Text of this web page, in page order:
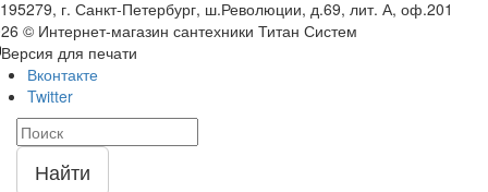
195279, г. Санкт-Петербург, ш.Революции, д.69, лит. А, оф.201
© Интернет-магазин сантехники Титан Систем
Версия для печати
Вконтакте
Twitter
Найти